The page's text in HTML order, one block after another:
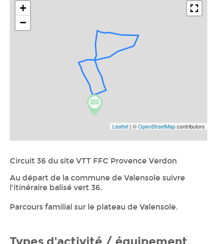
+
−
Leaflet | ©OpenStreetMapcontributors
Circuit 36 du site VTT FFC Provence Verdon
Au départ de la commune de Valensole suivre
l'itinéraire balisé vert 36.
Parcours familial sur le plateau de Valensole.
Types d'activité / équipement